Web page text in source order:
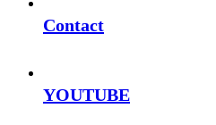
Contact
YOUTUBE